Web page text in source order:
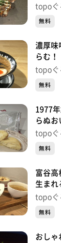
かちゃ
topoぐ
無料
濃厚味
らむ！
メンえ
topoぐ
無料
1977
らぬお
フレー
topoぐ
無料
富谷高
生まれ
フェ
topoぐ
無料
おしゃ